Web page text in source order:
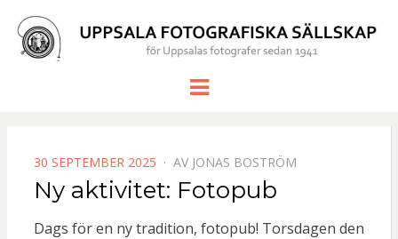
UPPSALA
SÄLLSKAP
Meny
PUBLICERAD
DEN
30 SEPTEMBER 2025 AV JONAS BOSTRÖM
Ny aktivitet: Fotopub
Dags för en ny tradition, fotopub! Torsdagen den